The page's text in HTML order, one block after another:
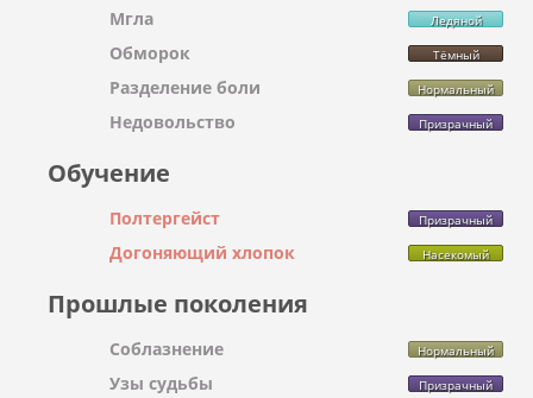
Мгла Ледяной
Обморок Тёмный
Разделение боли Нормальный
Недовольство Призрачный
Обучение
Полтергейст Призрачный
Догоняющий хлопок Насекомый
Прошлые поколения
Соблазнение Нормальный
Узы судьбы Призрачный